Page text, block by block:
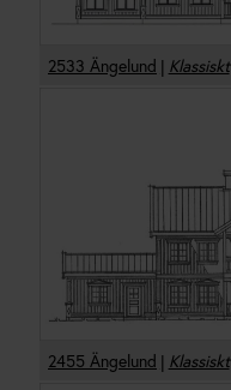
2533 Ängelund | Klassiskt
2455 Ängelund | Klassiskt